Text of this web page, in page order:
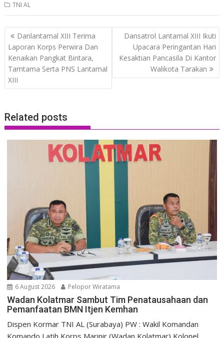
TNI AL
Post
navigation
Danlantamal XIII Terima
Laporan Korps Perwira Dan
Kenaikan Pangkat Bintara,
Tamtama Serta PNS Lantamal
XIII
Dansatrol Lantamal XIII Ikuti
Upacara Peringantan Hari
Kesaktian Pancasila Di Kantor
Walikota Tarakan
Related posts
6 August 2026 Pelopor Wiratama
Wadan Kolatmar Sambut Tim Penatausahaan dan
Pemanfaatan BMN Itjen Kemhan
Dispen Kormar TNI AL (Surabaya) PW : Wakil Komandan
Komando Latih Korps Marinir (Wadan Kolatmar) Kolonel...